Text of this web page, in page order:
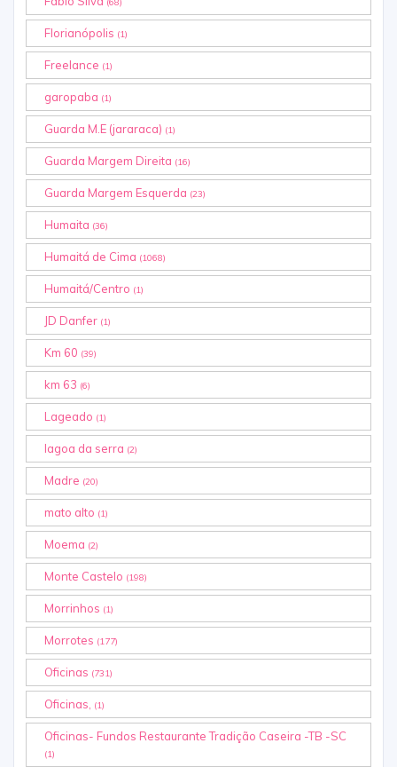
Florianópolis (1)
Freelance (1)
garopaba (1)
Guarda M.E (jararaca) (1)
Guarda Margem Direita (16)
Guarda Margem Esquerda (23)
Humaita (36)
Humaitá de Cima (1068)
Humaitá/Centro (1)
JD Danfer (1)
Km 60 (39)
km 63 (6)
Lageado (1)
lagoa da serra (2)
Madre (20)
mato alto (1)
Moema (2)
Monte Castelo (198)
Morrinhos (1)
Morrotes (177)
Oficinas (731)
Oficinas, (1)
Oficinas- Fundos Restaurante Tradição Caseira -TB -SC
(1)